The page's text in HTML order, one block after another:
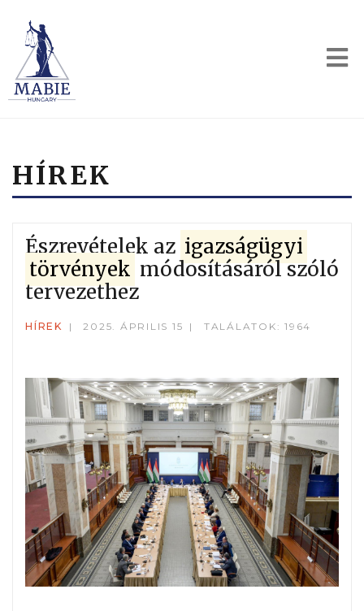
HÍREK
Észrevételek az igazságügyi
törvények módosításáról szóló
tervezethez
HÍREK 2025. ÁPRILIS 15 TALÁLATOK: 1964